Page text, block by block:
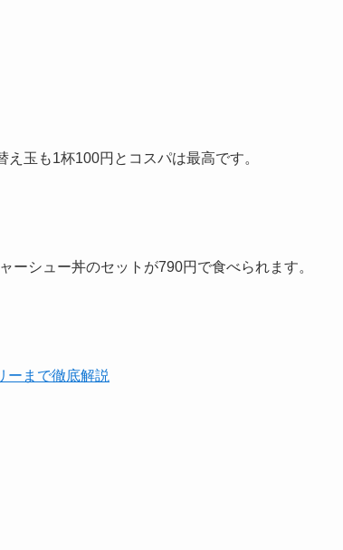
え玉も1杯100円とコスパは最高です。
ーシュー丼のセットが790円で食べられます。
ーまで徹底解説